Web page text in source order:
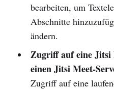
bearbeiten, um
Abschnitte
ändern.
Zugriff auf eine Jitsi
einen Jitsi Meet-
Zugriff auf eine